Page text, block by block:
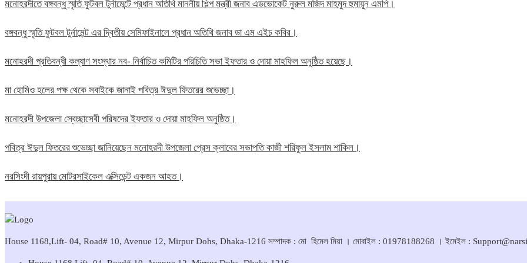
মনোহরদীতে বঙ্গবন্ধু স্মৃতি ফুটবল টুর্নামেন্টে প্রধান অতিথি মাননীয় শিল্প মন্ত্রী জনাব এডভোকেট নুরুল মজিদ মাহমুদ হুমায়ূন এমপি।
বঙ্গবন্ধু স্মৃতি ফুটবল টুর্নামেন্ট এর দ্বিতীয় সেমিফাইনালে প্রধান অতিথি জনাব ডা এম এইচ কবির।
মনোহরদী প্রতিবন্ধী কল্যাণ সংস্থার নব- নির্বাচিত কমিটির পরিচিতি সভা ইফতার ও দোয়া মাহফিল অনুষ্ঠিত হয়েছে।
মা হোমিও হলের পক্ষ থেকে সবাইকে জানাই পবিত্র ঈদুল ফিতরের শুভেচ্ছা।
মনোহরদী উপজেলা স্বেচ্ছাসেবী পরিষদের ইফতার ও দোয়া মাহফিল অনুষ্ঠিত।
পবিত্র ঈদুল ফিতরের শুভেচ্ছা জানিয়েছেন মনোহরদী উপজেলা প্রেস ক্লাবের সভাপতি কাজী শরিফুল ইসলাম শাকিল।
নরসিংদী রায়পুরায় মোটরসাইকেল এক্সিডেন্ট একজন আহত।
House 1168,Lift- 04, Road# 10, Avenue 12, Mirpur Dohs, Dhaka-1216 সম্পাদক : মো হিমেল মিয়া । মোবাইল : 01978188268 । ইমেইল :